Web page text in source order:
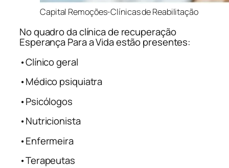
Capital Remoções-Clínicas de Reabilitação
No quadro da clínica de recuperação
Esperança Para a Vida estão presentes:
•Clínico geral
•Médico psiquiatra
•Psicólogos
•Nutricionista
•Enfermeira
•Terapeutas